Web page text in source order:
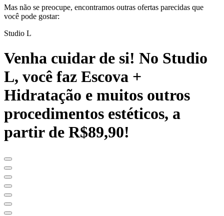
Mas não se preocupe, encontramos outras ofertas parecidas que
você pode gostar:
Studio L
Venha cuidar de si! No Studio
L, você faz Escova +
Hidratação e muitos outros
procedimentos estéticos, a
partir de R$89,90!